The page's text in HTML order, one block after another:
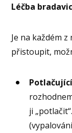
Léčba bradavic
Je na každém
přistoupit,
ji